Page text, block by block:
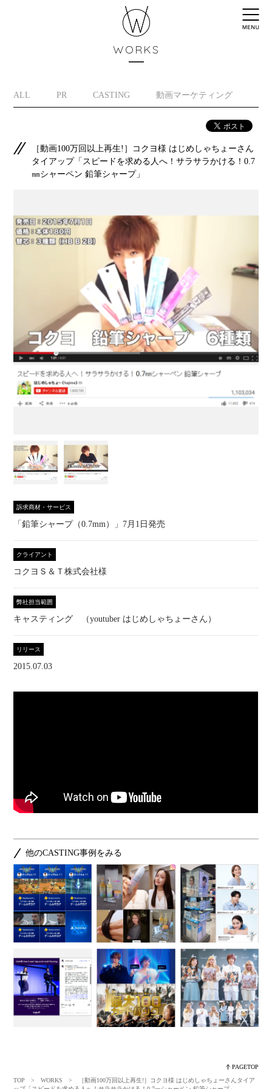
WORKS
ALL PR CASTING 動画マーケティング
［動画100万回以上再生!］コクヨ様 はじめしゃちょーさん
タイアップ「スピードを求める人へ！サラサラかける！0.7
㎜シャーペン 鉛筆シャープ」
訴求商材・サービス
「鉛筆シャープ（0.7mm）」7月1日発売
クライアント
コクヨＳ＆Ｔ株式会社様
弊社担当範囲
キャスティング （youtuber はじめしゃちょーさん）
リリース
2015.07.03
他のCASTING事例をみる
PAGETOP
TOP
>WORKS
> ［動画100万回以上再生!］コクヨ様 はじめしゃちょーさんタイア